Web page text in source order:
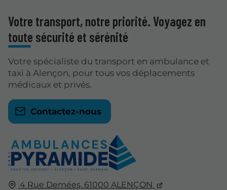
4 Rue Demées, 61000 ALENÇON
Votre transport, notre priorité. Voyagez en
toute sécurité et sérénité
Votre spécialiste du transport en ambulance et
taxi à Alençon, pour tous vos déplacements
médicaux et privés.
Contactez-nous